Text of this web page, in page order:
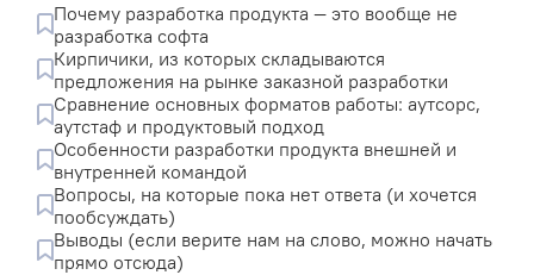
Почему разработка продукта — это вообще не
разработка софта
Кирпичики, из которых складываются
предложения на рынке заказной разработки
Сравнение основных форматов работы: аутсорс,
аутстаф и продуктовый подход
Особенности разработки продукта внешней и
внутренней командой
Вопросы, на которые пока нет ответа (и хочется
пообсуждать)
Выводы (если верите нам на слово, можно начать
прямо отсюда)